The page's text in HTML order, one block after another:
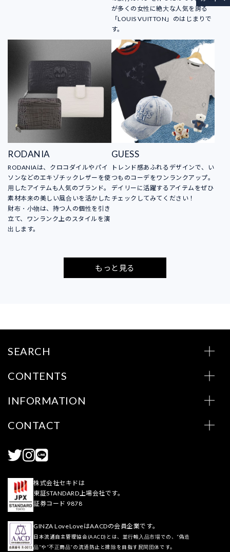
が多くの女性に絶大な人気を誇る
「LOUIS VUITTON」のはじまりで
す。
RODANIA
RODANIAは、クロコダイルやパイ
ソンなどのエキゾチックレザーを使
用したアイテムも人気のブランド。
素材本来の美しい風合いを活かした
財布・小物は、持つ人の個性を引き
立て、ワンランク上のスタイルを演
出します。
GUESS
トレンド感あふれるデザインで、い
つものコーデをワンランクアップ。
デイリーに活躍するアイテムをぜひ
チェックしてみてください！
もっと見る
SEARCH
CONTENTS
INFORMATION
CONTACT
株式会社セキドは
東証STANDARD上場会社です。
証券コード 9878
GINZA LoveLoveはAACDの会員企業です。
日本流通自主管理協会(AACD)とは、並行輸入品市場での、“偽造
品”や“不正商品”の流通防止と排除を目指す民間団体です。